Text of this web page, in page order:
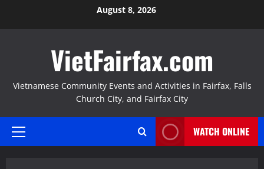
August 8, 2026
VietFairfax.com
Vietnamese Community Events and Activities in Fairfax, Falls
Church City, and Fairfax City
Primary
WATCH ONLINE